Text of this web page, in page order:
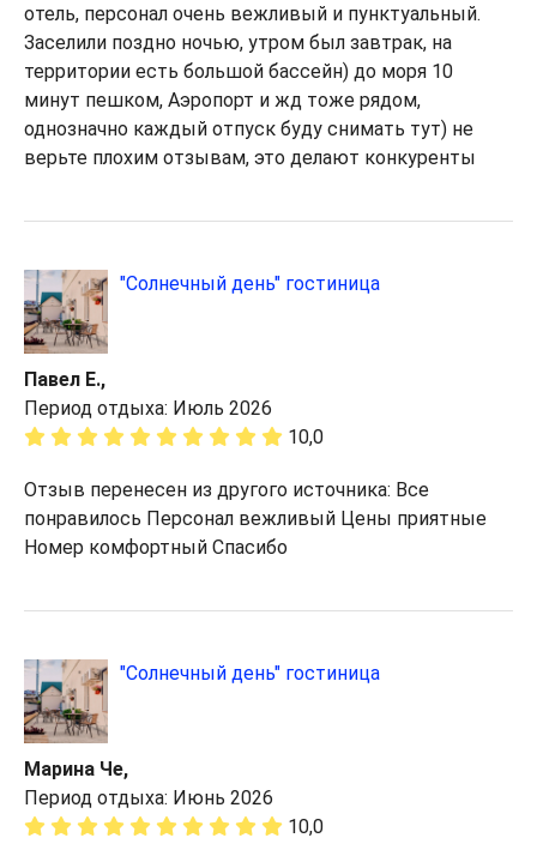
отель, персонал очень вежливый и пунктуальный.
Заселили поздно ночью, утром был завтрак, на
территории есть большой бассейн) до моря 10
минут пешком, Аэропорт и жд тоже рядом,
однозначно каждый отпуск буду снимать тут) не
верьте плохим отзывам, это делают конкуренты
"Солнечный день" гостиница
Павел Е.,
Период отдыха: Июль 2026
10,0
Отзыв перенесен из другого источника: Все
понравилось Персонал вежливый Цены приятные
Номер комфортный Спасибо
"Солнечный день" гостиница
Марина Че,
Период отдыха: Июнь 2026
10,0